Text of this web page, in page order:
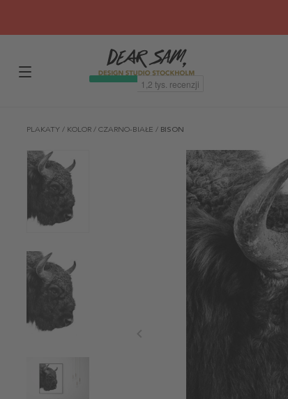
PLAKATY / KOLOR / CZARNO-BIAŁE / BISON